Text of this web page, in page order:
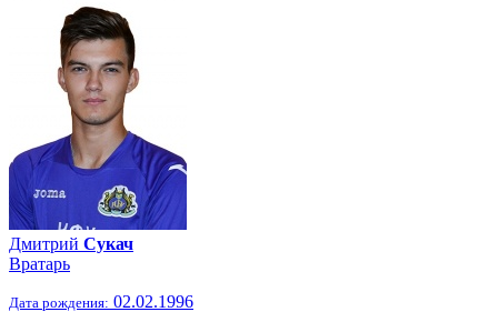
Дмитрий Сукач
Вратарь
Дата рождения: 02.02.1996